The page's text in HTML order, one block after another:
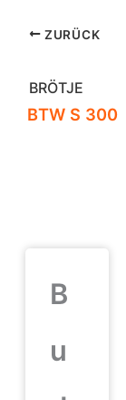
ZURÜCK
BRÖTJE
BTW S 300
B
u